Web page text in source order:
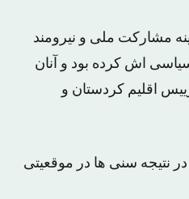
مشارکت ملی و نیرومند
اش کرده بود و آنان
اقلیم کردستان و
نتیجه سنی ها در موقعیتی